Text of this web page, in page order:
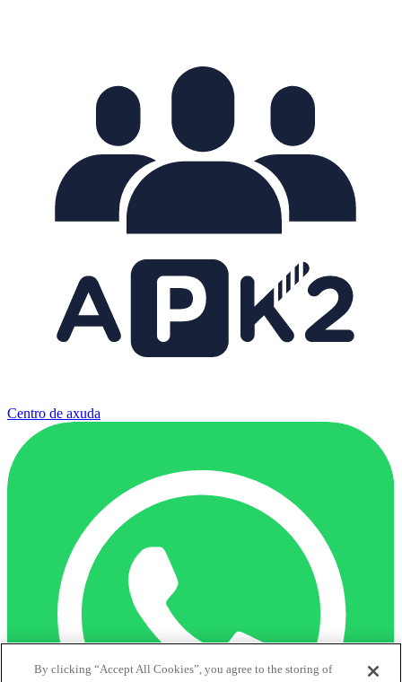
Centro de axuda
By clicking “Accept All Cookies”, you agree to the storing of